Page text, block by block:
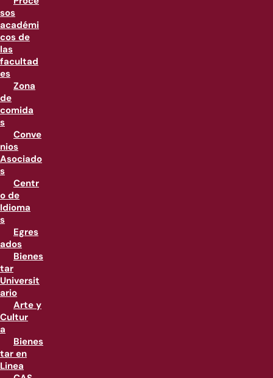
sos
académi
cos de
las
facultad
es
Zona
de
comida
s
Conve
nios
Asociado
s
Centr
o de
Idioma
s
Egres
ados
Bienes
tar
Universit
ario
Arte y
Cultur
a
Bienes
tar en
Linea